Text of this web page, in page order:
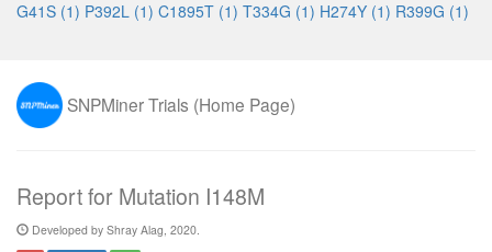
G41S (1) P392L (1) C1895T (1) T334G (1) H274Y (1) R399G (1)
SNPMiner Trials (Home Page)
Report for Mutation I148M
Developed by Shray Alag, 2020.